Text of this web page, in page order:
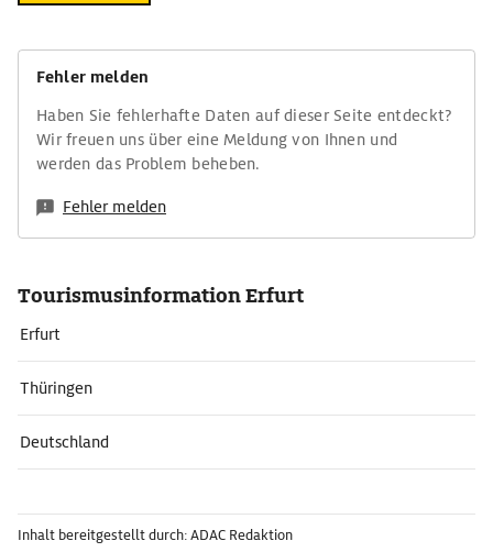
Fehler melden
Haben Sie fehlerhafte Daten auf dieser Seite entdeckt?
Wir freuen uns über eine Meldung von Ihnen und
werden das Problem beheben.
Fehler melden
Tourismusinformation Erfurt
Erfurt
Thüringen
Deutschland
Inhalt bereitgestellt durch: ADAC Redaktion